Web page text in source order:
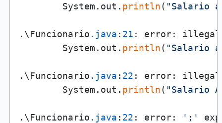
        System.out.
println( "Salario
.\Funcionario .java : 21 : error: illegal
        System.out.
println( "Salario
.\Funcionario .java : 22 : error: illegal
        System.out.
println( "Salario
.\Funcionario .java : 22 : error: ';'